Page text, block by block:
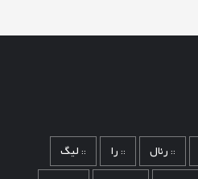
:: رئال :: را
:: لیگ